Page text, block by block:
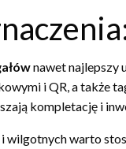
nawet najlepszy
i QR, a także
kompletację i
wilgotnych warto